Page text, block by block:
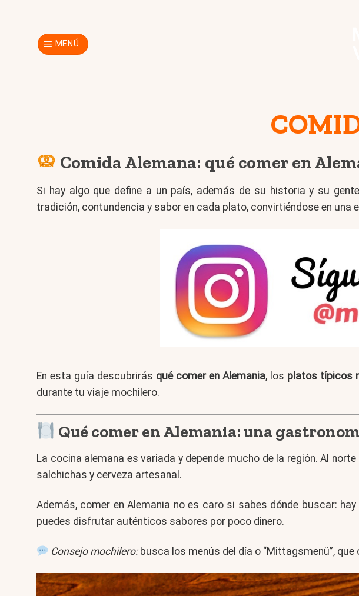
MENÚ
Comida Alemana: qué comer en
Si hay algo que define a un país, además de su historia y su
tradición, contundencia y sabor en cada plato, convirtiéndose en una
En esta guía descubrirás qué comer en Alemania, los platos típicos
durante tu viaje mochilero.
Qué comer en Alemania: una
La cocina alemana es variada y depende mucho de la región. Al
salchichas y cerveza artesanal.
Además, comer en Alemania no es caro si sabes dónde buscar: hay
puedes disfrutar auténticos sabores por poco dinero.
Consejo mochilero:busca los menús del día o “Mittagsmenü”,